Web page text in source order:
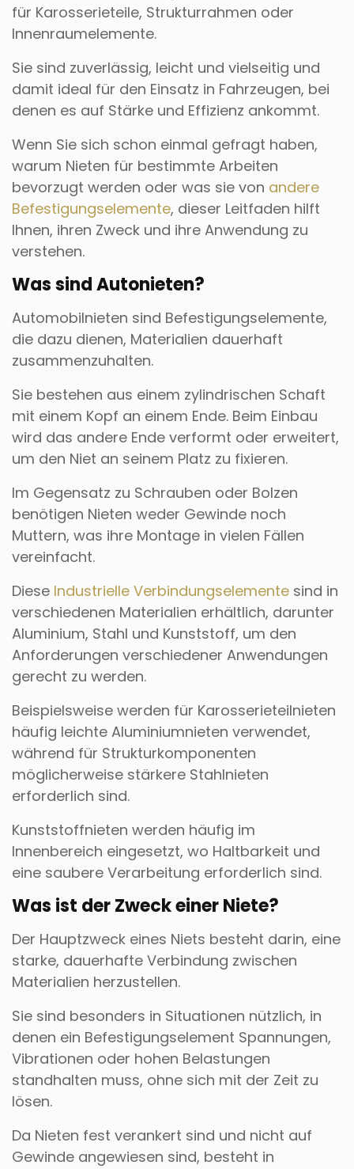
für Karosserieteile, Strukturrahmen oder
Innenraumelemente.
Sie sind zuverlässig, leicht und vielseitig und
damit ideal für den Einsatz in Fahrzeugen, bei
denen es auf Stärke und Effizienz ankommt.
Wenn Sie sich schon einmal gefragt haben,
warum Nieten für bestimmte Arbeiten
bevorzugt werden oder was sie von andere
Befestigungselemente, dieser Leitfaden hilft
Ihnen, ihren Zweck und ihre Anwendung zu
verstehen.
Was sind Autonieten?
Automobilnieten sind Befestigungselemente,
die dazu dienen, Materialien dauerhaft
zusammenzuhalten.
Sie bestehen aus einem zylindrischen Schaft
mit einem Kopf an einem Ende. Beim Einbau
wird das andere Ende verformt oder erweitert,
um den Niet an seinem Platz zu fixieren.
Im Gegensatz zu Schrauben oder Bolzen
benötigen Nieten weder Gewinde noch
Muttern, was ihre Montage in vielen Fällen
vereinfacht.
Diese Industrielle Verbindungselemente sind in
verschiedenen Materialien erhältlich, darunter
Aluminium, Stahl und Kunststoff, um den
Anforderungen verschiedener Anwendungen
gerecht zu werden.
Beispielsweise werden für Karosserieteilnieten
häufig leichte Aluminiumnieten verwendet,
während für Strukturkomponenten
möglicherweise stärkere Stahlnieten
erforderlich sind.
Kunststoffnieten werden häufig im
Innenbereich eingesetzt, wo Haltbarkeit und
eine saubere Verarbeitung erforderlich sind.
Was ist der Zweck einer Niete?
Der Hauptzweck eines Niets besteht darin, eine
starke, dauerhafte Verbindung zwischen
Materialien herzustellen.
Sie sind besonders in Situationen nützlich, in
denen ein Befestigungselement Spannungen,
Vibrationen oder hohen Belastungen
standhalten muss, ohne sich mit der Zeit zu
lösen.
Da Nieten fest verankert sind und nicht auf
Gewinde angewiesen sind, besteht in